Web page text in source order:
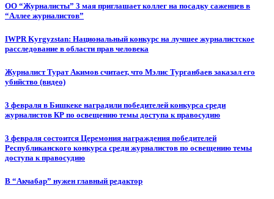
ОО “Журналисты” 3 мая приглашает коллег на посадку саженцев в
“Аллее журналистов”
IWPR Kyrgyzstan: Национальный конкурс на лучшее журналистское
расследование в области прав человека
Журналист Турат Акимов считает, что Мэлис Турганбаев заказал его
убийство (видео)
3 февраля в Бишкеке наградили победителей конкурса среди
журналистов КР по освещению темы доступа к правосудию
3 февраля состоится Церемония награждения победителей
Республиканского конкурса среди журналистов по освещению темы
доступа к правосудию
В “Акчабар” нужен главный редактор